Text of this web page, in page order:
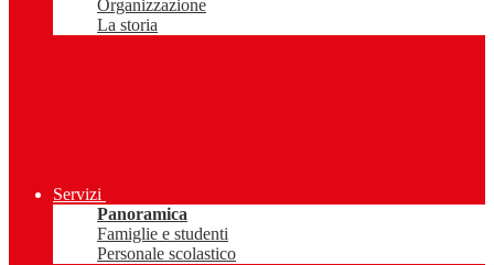
Organizzazione
La storia
Servizi
Panoramica
Famiglie e studenti
Personale scolastico